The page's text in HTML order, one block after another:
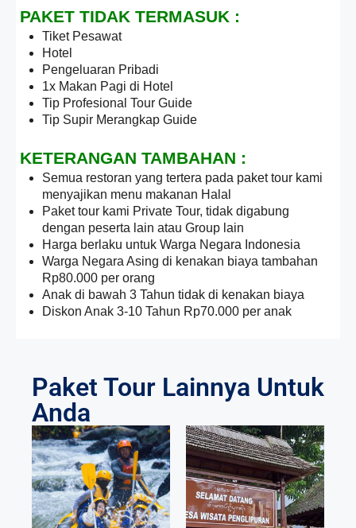
PAKET TIDAK TERMASUK :
Tiket Pesawat
Hotel
Pengeluaran Pribadi
1x Makan Pagi di Hotel
Tip Profesional Tour Guide
Tip Supir Merangkap Guide
KETERANGAN TAMBAHAN :
Semua restoran yang tertera pada paket tour kami
menyajikan menu makanan Halal
Paket tour kami Private Tour, tidak digabung
dengan peserta lain atau Group lain
Harga berlaku untuk Warga Negara Indonesia
Warga Negara Asing di kenakan biaya tambahan
Rp80.000 per orang
Anak di bawah 3 Tahun tidak di kenakan biaya
Diskon Anak 3-10 Tahun Rp70.000 per anak
Paket Tour Lainnya Untuk
Anda